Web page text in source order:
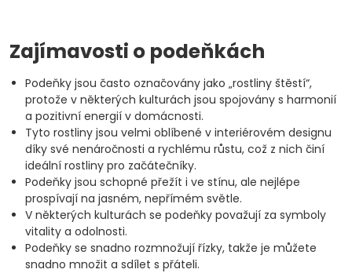
Zajímavosti o podeňkách
Podeňky jsou často označovány jako „rostliny štěstí“,
protože v některých kulturách jsou spojovány s harmonií
a pozitivní energií v domácnosti.
Tyto rostliny jsou velmi oblíbené v interiérovém designu
díky své nenáročnosti a rychlému růstu, což z nich činí
ideální rostliny pro začátečníky.
Podeňky jsou schopné přežít i ve stínu, ale nejlépe
prospívají na jasném, nepřímém světle.
V některých kulturách se podeňky považují za symboly
vitality a odolnosti.
Podeňky se snadno rozmnožují řízky, takže je můžete
snadno množit a sdílet s přáteli.